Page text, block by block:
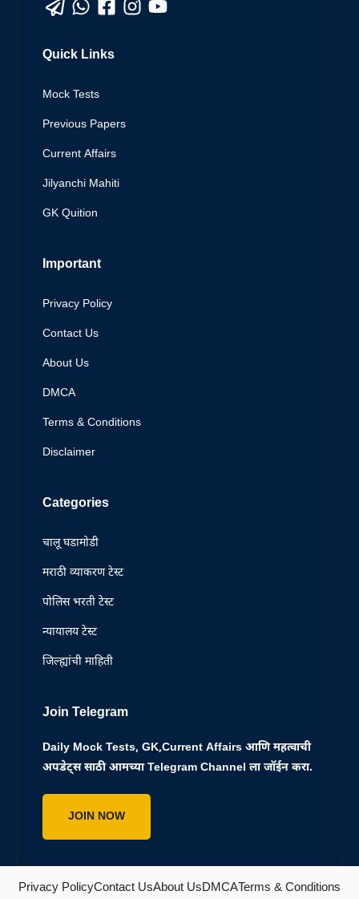
Quick Links
Mock Tests
Previous Papers
Current Affairs
Jilyanchi Mahiti
GK Quition
Important
Privacy Policy
Contact Us
About Us
DMCA
Terms & Conditions
Disclaimer
Categories
चालू घडामोडी
मराठी व्याकरण टेस्ट
पोलिस भरती टेस्ट
न्यायालय टेस्ट
जिल्ह्यांची माहिती
Join Telegram
Daily Mock Tests, GK,Current Affairs आणि महत्वाची
अपडेट्स साठी आमच्या Telegram Channel ला जॉईन करा.
JOIN NOW
Privacy PolicyContact UsAbout UsDMCATerms & Conditions